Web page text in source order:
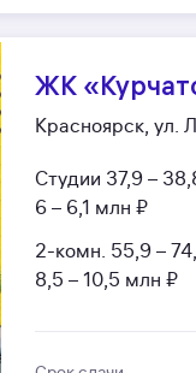
ЖК
Красноярск, ул.
Студии 37,9 –
6 – 6,1 млн ₽
2-комн. 55,9 –
8,5 – 10,5 млн ₽